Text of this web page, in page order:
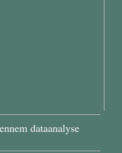
dataanalyse